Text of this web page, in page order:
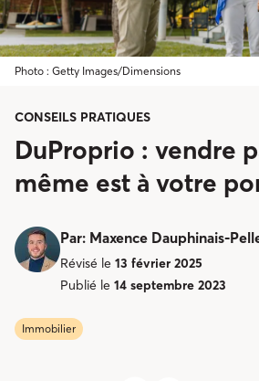
Photo : Getty Images/Dimensions
CONSEILS PRATIQUES
DuProprio : vendre
même est à votre
Par: Maxence Dauphinais-
Révisé le 13 février 2025
Publié le 14 septembre 2023
Immobilier